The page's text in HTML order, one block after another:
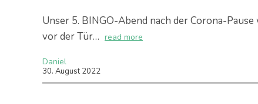
Unser 5. BINGO-Abend nach der Corona-
vor der Tür… read more
Daniel
30. August2022